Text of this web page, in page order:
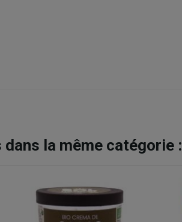
la même catégorie :